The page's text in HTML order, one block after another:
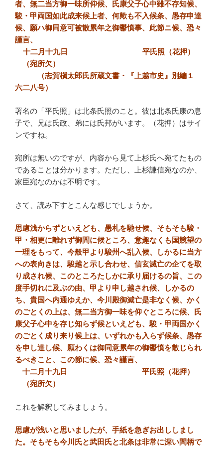
者、無二当方御一味所仰候、氏康父子心中雖不存知候、
駿・甲両国如此成来候上者、何歟も不入候条、愚存申達
候、願ハ御同意可被散累年之御鬱憤事、此節ニ候、恐々
謹言、
十二月十九日 平氏照（花押）
（宛所欠）
（志賀槇太郎氏所蔵文書・『上越市史』別編１
六二八号）
署名の「平氏照」は北条氏照のこと。彼は北条氏康の息
子で、兄は氏政、弟には氏邦がいます。（花押）はサイ
ンですね。
宛所は無いのですが、内容から見て上杉氏へ宛てたもの
であることは分かります。ただし、上杉謙信宛なのか、
家臣宛なのかは不明です。
さて、読み下すとこんな感じでしょうか。
思慮浅からずといえども、愚札を馳せ候、そもそも駿・
甲・相更に離れず御間に候ところ、意趣なくも国競望の
一理をもって、今般甲より駿州へ乱入候、しかるに当方
への表向きは、駿越と示し合わせ、信玄滅亡の企てを取
り成され候、このところたしかに承り届けるの旨、この
度手切れに及ぶの由、甲より申し越され候、しかるの
ち、貴国へ内通ゆえか、今川殿御滅亡是非なく候、かく
のごとくの上は、無二当方御一味を仰ぐところに候、氏
康父子心中を存じ知らず候といえども、駿・甲両国かく
のごとく成り来り候上は、いずれかも入らず候条、愚存
を申し達し候、願わくは御同意累年の御鬱憤を散じられ
るべきこと、この節に候、恐々謹言、
十二月十九日 平氏照（花押）
（宛所欠）
これを解釈してみましょう。
思慮が浅いと思いましたが、手紙を急ぎお出ししまし
た。そもそも今川氏と武田氏と北条は非常に深い間柄で